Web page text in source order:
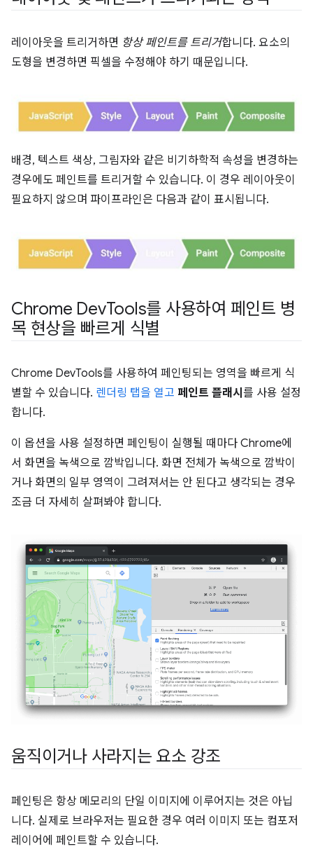
레이아웃을 트리거하면 항상 페인트를 트리거합니다. 요소의
도형을 변경하면 픽셀을 수정해야 하기 때문입니다.
배경, 텍스트 색상, 그림자와 같은 비기하학적 속성을 변경하는
경우에도 페인트를 트리거할 수 있습니다. 이 경우 레이아웃이
필요하지 않으며 파이프라인은 다음과 같이 표시됩니다.
Chrome DevTools를 사용하여 페인트 병
목 현상을 빠르게 식별
Chrome DevTools를 사용하여 페인팅되는 영역을 빠르게 식
별할 수 있습니다. 렌더링 탭을 열고 페인트 플래시 를 사용 설정
합니다.
이 옵션을 사용 설정하면 페인팅이 실행될 때마다 Chrome에
서 화면을 녹색으로 깜박입니다. 화면 전체가 녹색으로 깜박이
거나 화면의 일부 영역이 그려져서는 안 된다고 생각되는 경우
조금 더 자세히 살펴봐야 합니다.
움직이거나 사라지는 요소 강조
페인팅은 항상 메모리의 단일 이미지에 이루어지는 것은 아닙
니다. 실제로 브라우저는 필요한 경우 여러 이미지 또는 컴포저
레이어에 페인트할 수 있습니다.